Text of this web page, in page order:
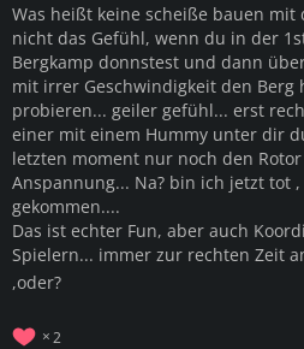
Was heißt keine scheiße bauen mit
nicht das Gefühl, wenn du in der
Bergkamp donnstest und dann
mit irrer Geschwindigkeit den Berg
probieren... geiler gefühl... erst
einer mit einem Hummy unter dir
letzten moment nur noch den
Anspannung... Na? bin ich jetzt tot
gekommen....
Das ist echter Fun, aber auch
Spielern... immer zur rechten Zeit
,oder?
2